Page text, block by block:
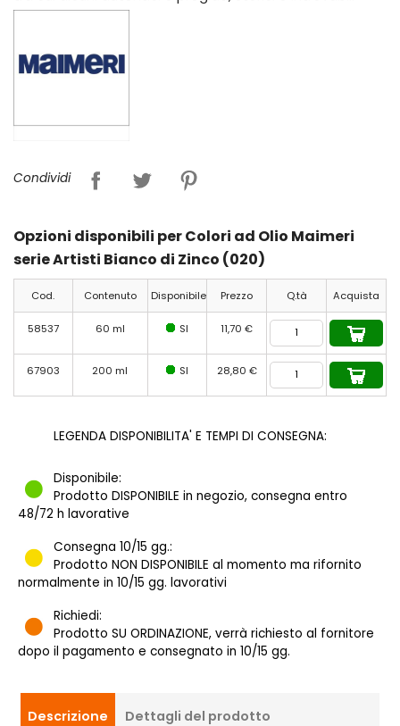
Condividi
Opzioni disponibili per Colori ad Olio Maimeri
serie Artisti Bianco di Zinco (020)
Cod. Contenuto Disponibile Prezzo Q.tà Acquista
58537 60 ml SI 11,70 €
67903 200 ml SI 28,80 €
LEGENDA DISPONIBILITA' E TEMPI DI CONSEGNA:
Disponibile:
Prodotto DISPONIBILE in negozio, consegna entro
48/72 h lavorative
Consegna 10/15 gg.:
Prodotto NON DISPONIBILE al momento ma rifornito
normalmente in 10/15 gg. lavorativi
Richiedi:
Prodotto SU ORDINAZIONE, verrà richiesto al fornitore
dopo il pagamento e consegnato in 10/15 gg.
Descrizione Dettagli del prodotto